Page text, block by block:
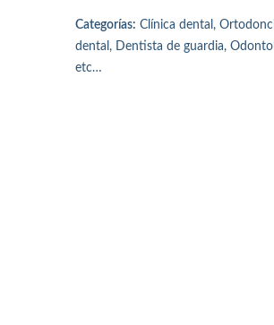
Categorías: Clínica dental,
dental, Dentista de guardia,
etc…